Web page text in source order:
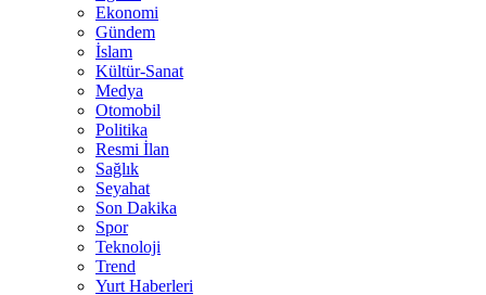
Ekonomi
Gündem
İslam
Kültür-Sanat
Medya
Otomobil
Politika
Resmi İlan
Sağlık
Seyahat
Son Dakika
Spor
Teknoloji
Trend
Yurt Haberleri